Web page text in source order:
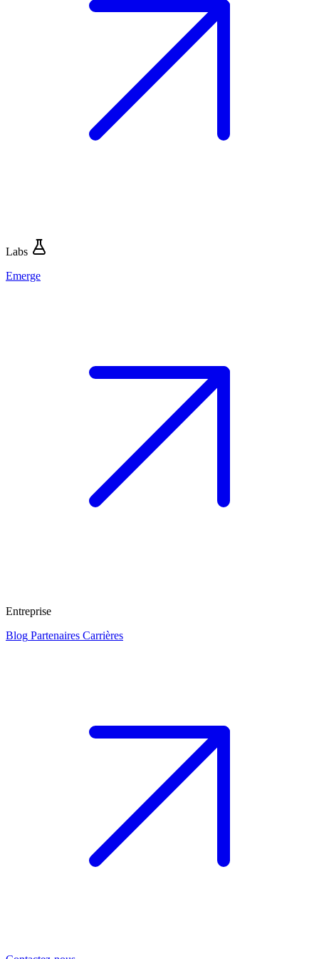
Labs
Emerge
Entreprise
Blog Partenaires Carrières